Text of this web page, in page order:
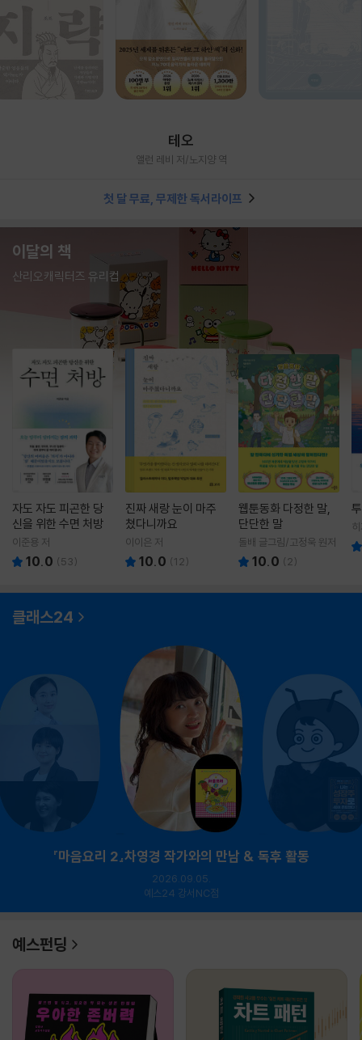
테오
앨런 레비 저/노지양 역
첫 달 무료, 무제한 독서라이프
이달의 책
산리오캐릭터즈 유리컵
자도 자도 피곤한 당
신을 위한 수면 처방
이준용 저
10.0 (53)
진짜 새랑 눈이 마주
쳤다니까요
이이은 저
10.0 (12)
웹툰동화 다정한 말,
단단한 말
돌배 글그림/고정욱 원저
10.0 ( 2)
클래스24
『마음요리 2』차영경 작가와의 만남 & 독후 활동
2026.09.05.
예스24 강서NC점
예스펀딩